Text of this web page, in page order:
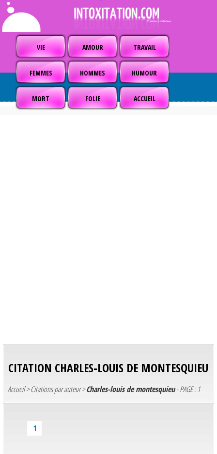
VIE AMOUR TRAVAIL
FEMMES HOMMES HUMOUR
MORT FOLIE ACCUEIL
CITATION CHARLES-LOUIS DE MONTESQUIEU
Accueil>Citations par auteur>Charles-louis de montesquieu- PAGE : 1
1